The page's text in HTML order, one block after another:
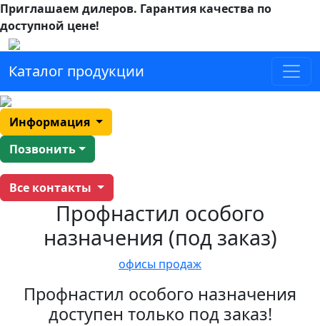
Приглашаем дилеров. Гарантия качества по
доступной цене!
Каталог продукции
Информация
Позвонить
Все контакты
Профнастил особого
назначения (под заказ)
офисы продаж
Профнастил особого назначения
доступен только под заказ!